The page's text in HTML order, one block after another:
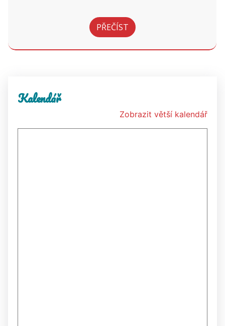
PŘEČÍST
Kalendář
Zobrazit větší kalendář